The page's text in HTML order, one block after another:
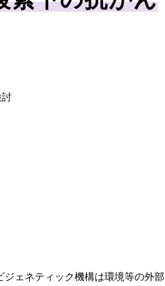
ェネティック機構は環境等の外部